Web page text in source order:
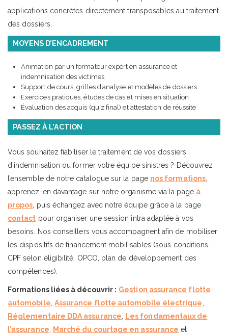
applications concrètes directement transposables au traitement
des dossiers.
MOYENS D’ENCADREMENT
Animation par un formateur expert en assurance et
indemnisation des victimes
Support de cours, grilles d’analyse et modèles de dossiers
Exercices pratiques, études de cas et mises en situation
Évaluation des acquis (quiz final) et attestation de réussite
PASSEZ À L’ACTION
Vous souhaitez fiabiliser le traitement de vos dossiers
d’indemnisation ou former votre équipe sinistres ? Découvrez
l’ensemble de notre catalogue sur la page nos formations,
apprenez-en davantage sur notre organisme via la page à
propos , puis échangez avec notre équipe grâce à la page
contact pour organiser une session intra adaptée à vos
besoins. Nos conseillers vous accompagnent afin de mobiliser
les dispositifs de financement mobilisables (sous conditions :
CPF selon éligibilité, OPCO, plan de développement des
compétences).
Formations liées à découvrir : Gestion assurance flotte
automobile Assurance flotte automobile électrique
Réglementaire DDA assurance
Les fondamentaux de
l’assurance
Marché du courtage en assurance et